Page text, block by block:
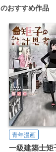
のおすすめ作品
青年漫画